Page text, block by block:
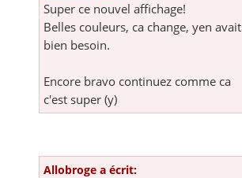
Super ce nouvel affichage!
Belles couleurs, ca change, yen avait
bien besoin.
Encore bravo continuez comme ca
c'est super (y)
Allobroge a écrit: